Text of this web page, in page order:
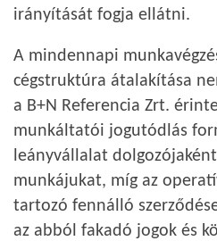
irányítását fogja ellátni.
A mindennapi
cégstruktúra átalakítása
a B+N Referencia Zrt.
munkáltatói jogutódlás
leányvállalat
munkájukat, míg az
tartozó fennálló
az abból fakadó jogok és